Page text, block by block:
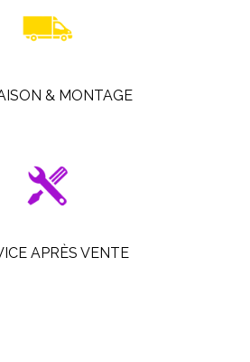
& MONTAGE
APRÈS VENTE